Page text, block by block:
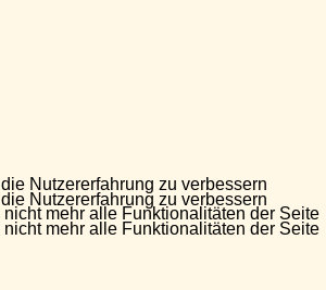
Nutzererfahrung zu verbessern
mehr alle Funktionalitäten der Seite
Nutzererfahrung zu verbessern
mehr alle Funktionalitäten der Seite